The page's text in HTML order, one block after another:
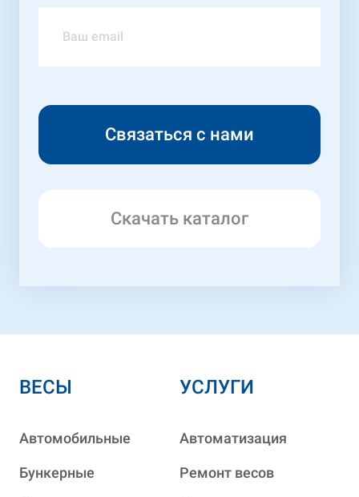
Скачать каталог
ВЕСЫ
Автомобильные
Бункерные
УСЛУГИ
Автоматизация
Ремонт весов